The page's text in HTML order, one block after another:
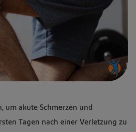
um akute Schmerzen und
Tagen nach einer Verletzung zu